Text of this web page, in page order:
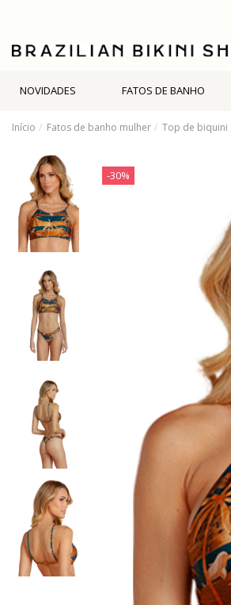
NOVIDADES FATOS DE BANHO
Início Fatos de banho mulher Top de biquini
-30%